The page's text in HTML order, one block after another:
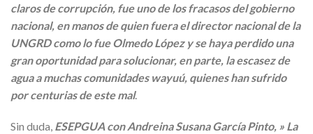
claros de corrupción, fue uno de los fracasos del gobierno
nacional, en manos de quien fuera el director nacional de la
UNGRD como lo fue Olmedo López y se haya perdido una
gran oportunidad para solucionar, en parte, la escasez de
agua a muchas comunidades wayuú, quienes han sufrido
por centurias de este mal.
Sin duda, ESEPGUA con Andreina Susana García Pinto, » La